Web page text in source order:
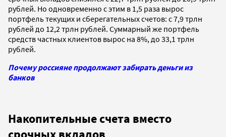
рублей. Но одновременно с этим в 1,5 раза вырос
портфель текущих и сберегательных счетов: с 7,9 трлн
рублей до 12,2 ­трлн рублей. Суммарный же портфель
средств частных клиентов вырос на 8%, до 33,1 ­трлн
рублей.
Почему россияне продолжают забирать деньги из
банков
Накопительные счета вместо